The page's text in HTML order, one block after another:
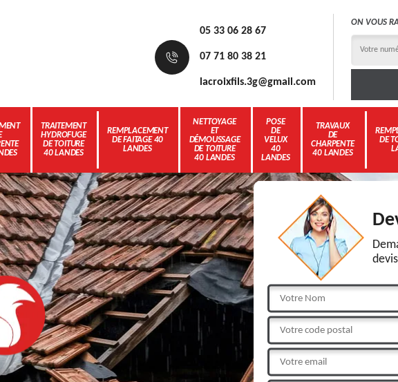
05 33 06 28 67
07 71 80 38 21
lacroixfils.3g@gmail.com
ON VOUS
TRAITEMENT
HYDROFUGE
DE TOITURE
40 LANDES
REMPLACEMENT
DE FAITAGE 40
LANDES
NETTOYAGE
ET
DÉMOUSSAGE
DE TOITURE
40 LANDES
POSE
DE
VELUX
40
LANDES
TRAVAUX
DE
CHARPENTE
40 LANDES
DE